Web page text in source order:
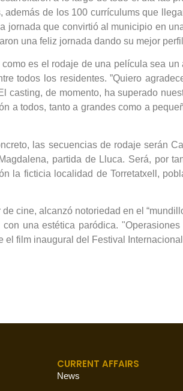
de los 100 currículums que
que convirtió al municipio en
una feliz jornada dando su mejor
es el rodaje de una película sea
todos los residentes. ”Quiero
de momento, ha superado
a todos, tanto a grandes como a
las secuencias de rodaje serán
partida de Lluca. Será, por
la ficticia localidad de Torretatxell,
cine, alcanzó notoriedad en el
una estética paródica.
film inaugural del Festival
CURRENT AFFAIRS
News